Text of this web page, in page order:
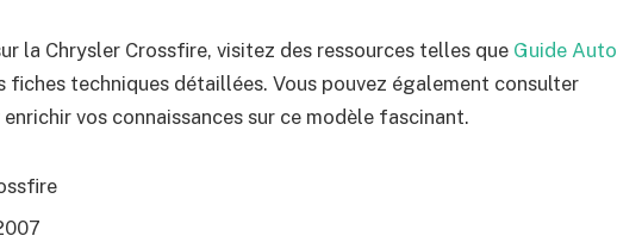
la Chrysler Crossfire, visitez des ressources telles que Guide Auto
fiches techniques détaillées. Vous pouvez également consulter
enrichir vos connaissances sur ce modèle fascinant.